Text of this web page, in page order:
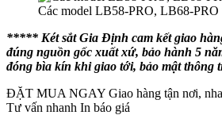
Các model LB58-PRO, LB68-
***** Két sắt Gia Định cam kết giao
đúng nguồn gốc xuất xứ, bảo hành 5
đóng bìa kín khi giao tới, bảo mật thông
ĐẶT MUA NGAY Giao hàng tận nơi,
Tư vấn nhanh In báo giá